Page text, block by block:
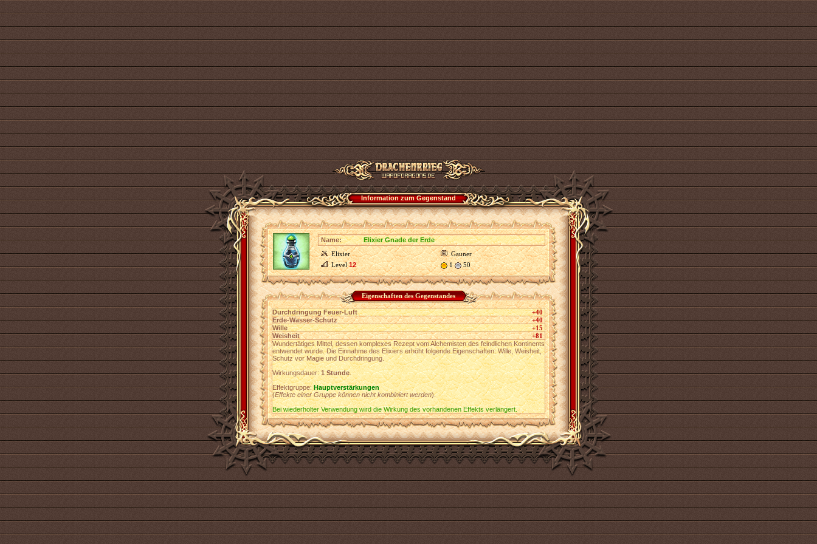
Information zum Gegenstand
Name:
Elixier Gnade der Erde
Elixier
Gauner
Level12 1 50
Eigenschaften des Gegenstandes
Durchdringung Feuer-Luft
+40
Erde-Wasser-Schutz
+40
Wille
+15
Weisheit
+81
Wundertätiges Mittel, dessen komplexes Rezept vom Alchemisten des feindlichen Kontinents
entwendet wurde. Die Einnahme des Elixiers erhöht folgende Eigenschaften: Wille, Weisheit,
Schutz vor Magie und Durchdringung.
Wirkungsdauer:1 Stunde.
Effektgruppe:Hauptverstärkungen
(Effekte einer Gruppe können nicht kombiniert werden).
Bei wiederholter Verwendung wird die Wirkung des vorhandenen Effekts verlängert.